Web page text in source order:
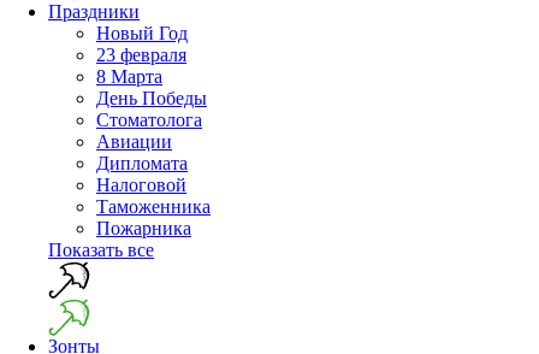
Праздники
Новый Год
23 февраля
8 Марта
День Победы
Cтоматолога
Авиации
Дипломата
Налоговой
Таможенника
Пожарника
Показать все
Зонты